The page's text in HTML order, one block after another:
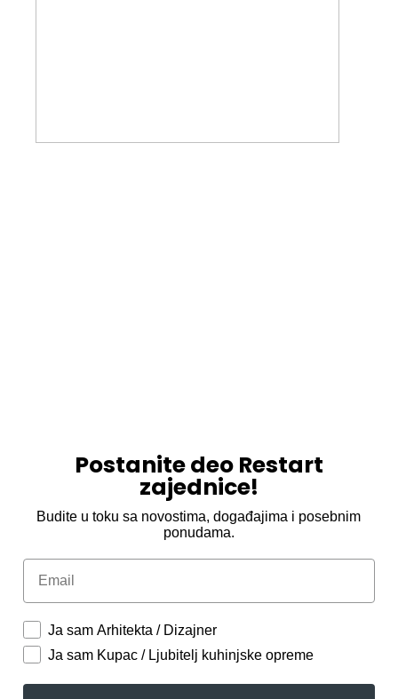
Postanite deo Restart
zajednice!
Budite u toku sa novostima, događajima i posebnim
ponudama.
Email
Ja sam Arhitekta / Dizajner
Ja sam Kupac / Ljubitelj kuhinjske opreme